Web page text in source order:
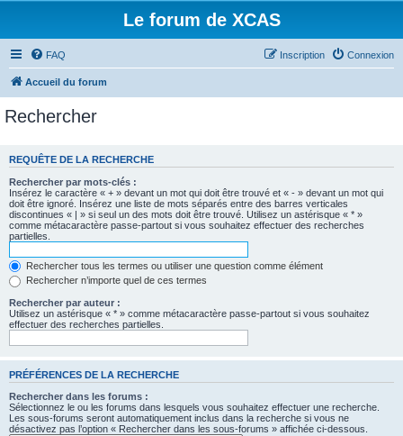
Le forum de XCAS
FAQ Connexion
Inscription
Accueil du forum
Rechercher
REQUÊTE DE LA RECHERCHE
Rechercher par mots-clés :
Insérez le caractère « + » devant un mot qui doit être trouvé et « - » devant un mot qui
doit être ignoré. Insérez une liste de mots séparés entre des barres verticales
discontinues « | » si seul un des mots doit être trouvé. Utilisez un astérisque « * »
comme métacaractère passe-partout si vous souhaitez effectuer des recherches
partielles.
Rechercher tous les termes ou utiliser une question comme élément
Rechercher n’importe quel de ces termes
Rechercher par auteur :
Utilisez un astérisque « * » comme métacaractère passe-partout si vous souhaitez
effectuer des recherches partielles.
PRÉFÉRENCES DE LA RECHERCHE
Rechercher dans les forums :
Sélectionnez le ou les forums dans lesquels vous souhaitez effectuer une recherche.
Les sous-forums seront automatiquement inclus dans la recherche si vous ne
désactivez pas l’option « Rechercher dans les sous-forums » affichée ci-dessous.